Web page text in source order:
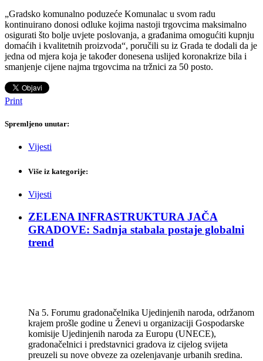
„Gradsko komunalno poduzeće Komunalac u svom radu
kontinuirano donosi odluke kojima nastoji trgovcima maksimalno
osigurati što bolje uvjete poslovanja, a građanima omogućiti kupnju
domaćih i kvalitetnih proizvoda“, poručili su iz Grada te dodali da je
jedna od mjera koja je također donesena uslijed koronakrize bila i
smanjenje cijene najma trgovcima na tržnici za 50 posto.
Print
Spremljeno unutar:
Vijesti
Više iz kategorije:
Vijesti
ZELENA INFRASTRUKTURA JAČA
GRADOVE: Sadnja stabala postaje globalni
trend
Na 5. Forumu gradonačelnika Ujedinjenih naroda, održanom
krajem prošle godine u Ženevi u organizaciji Gospodarske
komisije Ujedinjenih naroda za Europu (UNECE),
gradonačelnici i predstavnici gradova iz cijelog svijeta
preuzeli su nove obveze za ozelenjavanje urbanih sredina.